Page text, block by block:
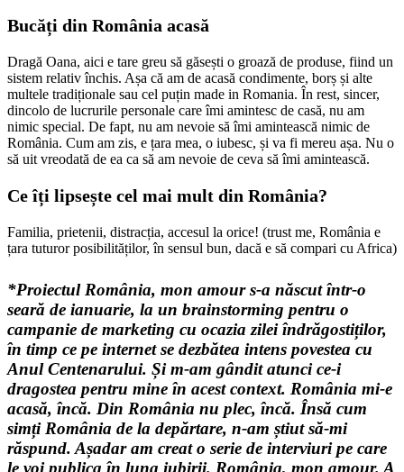
Bucăți din România acasă
Dragă Oana, aici e tare greu să găsești o groază de produse, fiind un
sistem relativ închis. Așa că am de acasă condimente, borș și alte
multele tradiționale sau cel puțin made in Romania. În rest, sincer,
dincolo de lucrurile personale care îmi amintesc de casă, nu am
nimic special. De fapt, nu am nevoie să îmi amintească nimic de
România. Cum am zis, e țara mea, o iubesc, și va fi mereu așa. Nu o
să uit vreodată de ea ca să am nevoie de ceva să îmi amintească.
Ce îți lipsește cel mai mult din România?
Familia, prietenii, distracția, accesul la orice! (trust me, România e
țara tuturor posibilităților, în sensul bun, dacă e să compari cu Africa)
*Proiectul România, mon amour s-a născut într-o
seară de ianuarie, la un brainstorming pentru o
campanie de marketing cu ocazia zilei îndrăgostiților,
în timp ce pe internet se dezbătea intens povestea cu
Anul Centenarului. Și m-am gândit atunci ce-i
dragostea pentru mine în acest context. România mi-e
acasă, încă. Din România nu plec, încă. Însă cum
simți România de la depărtare, n-am știut să-mi
răspund. Așadar am creat o serie de interviuri pe care
le voi publica în luna iubirii. România, mon amour. A